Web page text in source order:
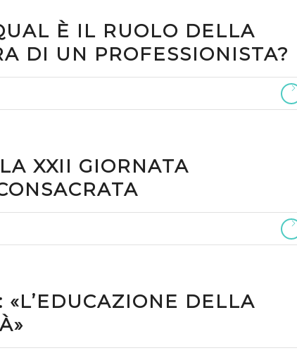
È IL RUOLO DELLA
DI UN PROFESSIONISTA?
XXII GIORNATA
DELLA